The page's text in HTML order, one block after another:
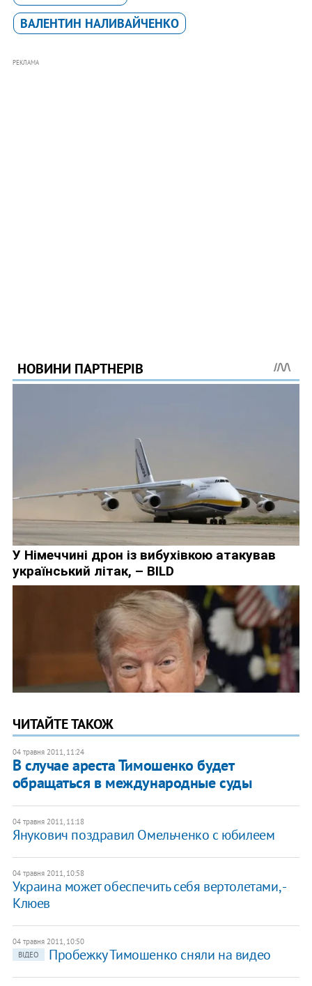
ВАЛЕНТИН НАЛИВАЙЧЕНКО
РЕКЛАМА
ЧИТАЙТЕ ТАКОЖ
04 травня 2011, 11:24
В случае ареста Тимошенко будет
обращаться в международные суды
04 травня 2011, 11:18
​Янукович поздравил Омельченко с юбилеем
04 травня 2011, 10:58
Украина может обеспечить себя вертолетами, -
Клюев
04 травня 2011, 10:50
ВІДЕО
Пробежку Тимошенко сняли на видео